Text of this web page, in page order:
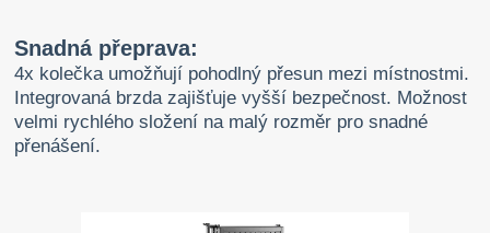
Snadná přeprava:
4x kolečka umožňují pohodlný přesun mezi místnostmi.
Integrovaná brzda zajišťuje vyšší bezpečnost. Možnost
velmi rychlého složení na malý rozměr pro snadné
přenášení.